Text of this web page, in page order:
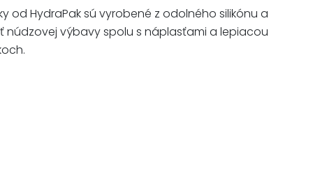
HydraPak sú vyrobené z odolného silikónu a
núdzovej výbavy spolu s náplasťami a lepiacou